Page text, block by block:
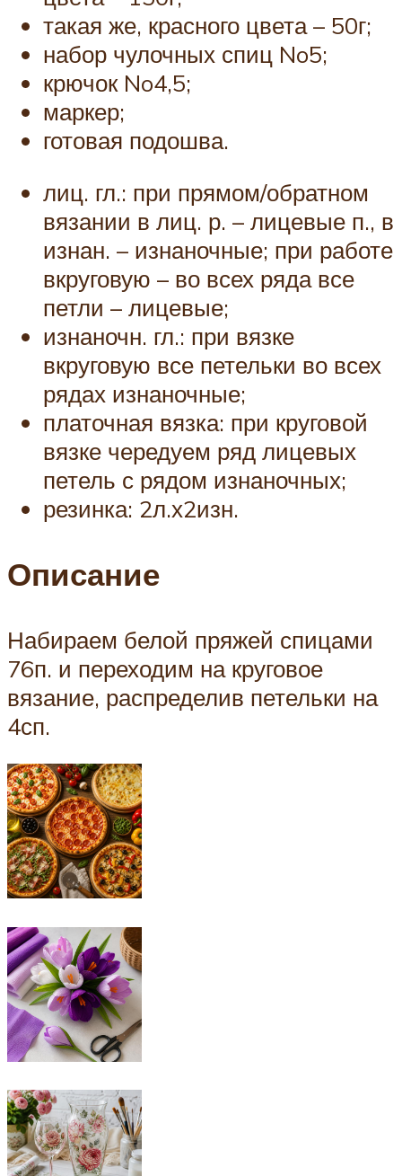
такая же, красного цвета – 50г;
набор чулочных спиц No5;
крючок No4,5;
маркер;
готовая подошва.
лиц. гл.: при прямом/обратном
вязании в лиц. р. – лицевые п., в
изнан. – изнаночные; при работе
вкруговую – во всех ряда все
петли – лицевые;
изнаночн. гл.: при вязке
вкруговую все петельки во всех
рядах изнаночные;
платочная вязка: при круговой
вязке чередуем ряд лицевых
петель с рядом изнаночных;
резинка: 2л.х2изн.
Описание
Набираем белой пряжей спицами
76п. и переходим на круговое
вязание, распределив петельки на
4сп.